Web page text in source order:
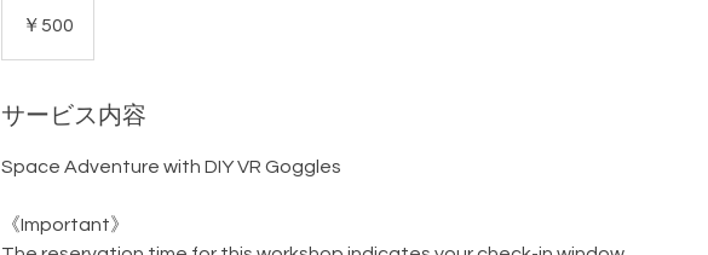
￥500
サービス内容
Space Adventure with DIY VR Goggles
《Important》